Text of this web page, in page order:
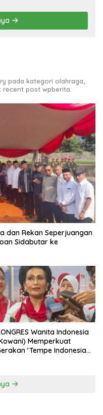
pada kategori olahraga,
recent post wpberita.
dan Rekan Seperjuangan
Sidabutar ke
Wanita Indonesia
Memperkuat
‘Tempe Indonesia